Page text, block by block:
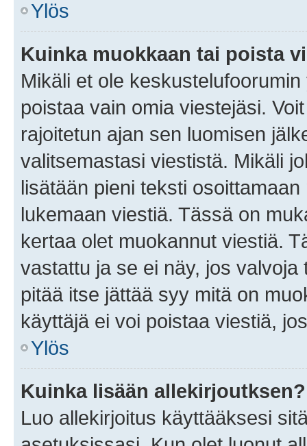
Ylös
Kuinka muokkaan tai poista
Mikäli et ole
poistaa vain omia viestejäsi.
rajoitetun ajan sen luomisen
valitsemastasi viestistä. Mikäli
lisätään pieni teksti
lukemaan viestiä. Tässä on
kertaa olet muokannut viestiä.
vastattu ja se ei näy, jos
pitää itse jättää syy mitä on
käyttäjä ei voi poistaa viestiä,
Ylös
Kuinka lisään allekirjoutksen?
Luo allekirjoitus käyttääksesi